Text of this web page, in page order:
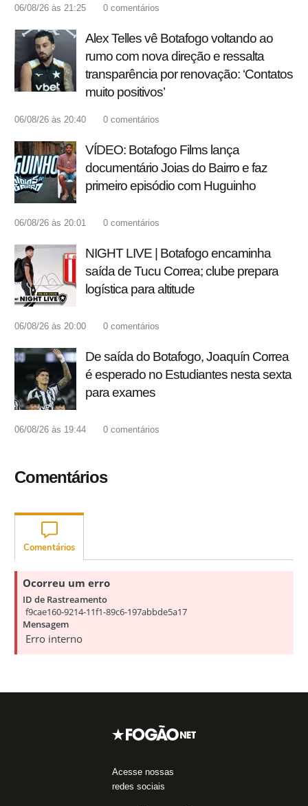
06/08/26 às 21:25 0 comentários
Alex Telles vê Botafogo voltando ao
rumo com nova direção e ressalta
transparência por renovação: ‘Contatos
muito positivos’
06/08/26 às 20:40 0 comentários
VÍDEO: Botafogo Films lança
documentário Joias do Bairro e faz
primeiro episódio com Huguinho
06/08/26 às 20:01 0 comentários
NIGHT LIVE | Botafogo encaminha
saída de Tucu Correa; clube prepara
logística para altitude
06/08/26 às 20:00 0 comentários
De saída do Botafogo, Joaquín Correa
é esperado no Estudiantes nesta sexta
para exames
06/08/26 às 19:44 0 comentários
Comentários
Acesse nossas
redes sociais